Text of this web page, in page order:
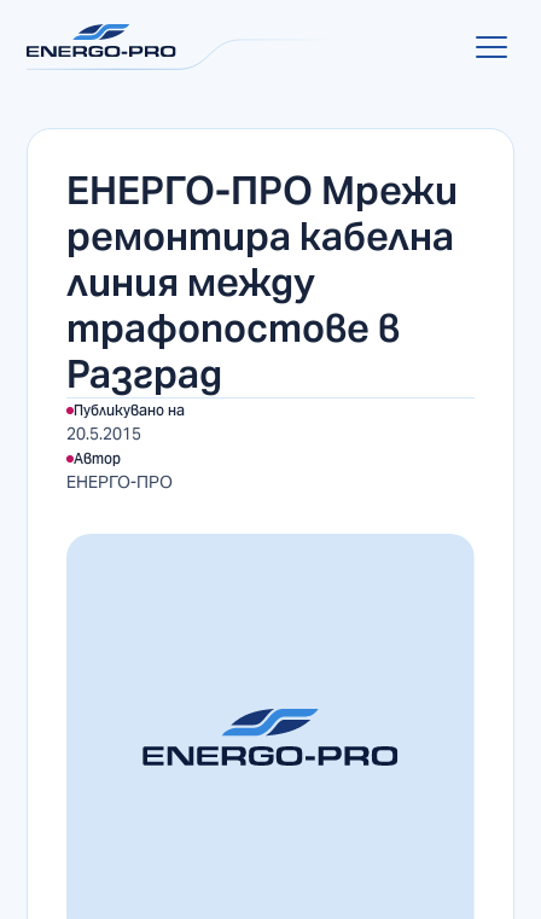
ЕНЕРГО-ПРО Мрежи
ремонтира кабелна
линия между
трафопостове в
Разград
Публикувано на
20.5.2015
Автор
ЕНЕРГО-ПРО